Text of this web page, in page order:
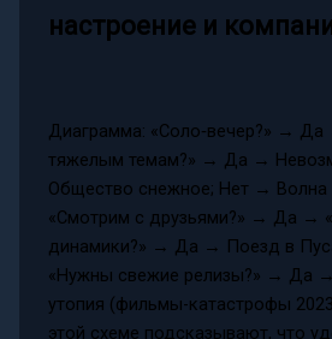
настроение и
Диаграмма: «Соло‑вечер?» →
тяжелым темам?» → Да →
Общество снежное; Нет → Волна
«Смотрим с друзьями?» → Да →
динамики?» → Да → Поезд в
«Нужны свежие релизы?» → Да
утопия (фильмы-катастрофы
этой схеме подсказывают, что